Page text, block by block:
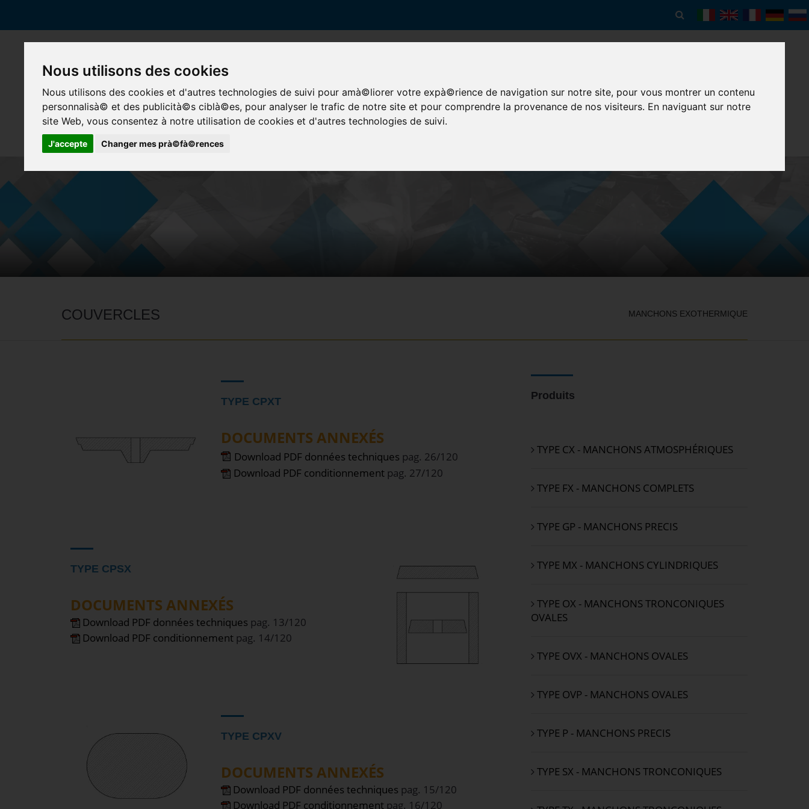
Nous utilisons des cookies
Nous utilisons des cookies et d'autres technologies de suivi pour amà©liorer votre expà©rience de navigation sur notre site, pour vous montrer un contenu
personnalisà© et des publicità©s ciblà©es, pour analyser le trafic de notre site et pour comprendre la provenance de nos visiteurs. En naviguant sur notre
site Web, vous consentez à notre utilisation de cookies et d'autres technologies de suivi.
J'accepte Changer mes prà©fà©rences
HISTOIRE DE L'ENTERPRISE ACIÈRIE ÉVÉNEMENTS CERTIFICATIONS
COUVERCLES MANCHONS EXOTHERMIQUE
TYPE CPXT
DOCUMENTS ANNEXÉS
Download PDF données techniques pag. 26/120
Download PDF conditionnement pag. 27/120
TYPE CPSX
DOCUMENTS ANNEXÉS
Download PDF données techniques pag. 13/120
Download PDF conditionnement pag. 14/120
TYPE CPXV
DOCUMENTS ANNEXÉS
Download PDF données techniques pag. 15/120
Download PDF conditionnement pag. 16/120
Produits
TYPE CX - MANCHONS ATMOSPHÉRIQUES
TYPE FX - MANCHONS COMPLETS
TYPE GP - MANCHONS PRECIS
TYPE MX - MANCHONS CYLINDRIQUES
TYPE OX - MANCHONS TRONCONIQUES
OVALES
TYPE OVX - MANCHONS OVALES
TYPE OVP - MANCHONS OVALES
TYPE P - MANCHONS PRECIS
TYPE SX - MANCHONS TRONCONIQUES